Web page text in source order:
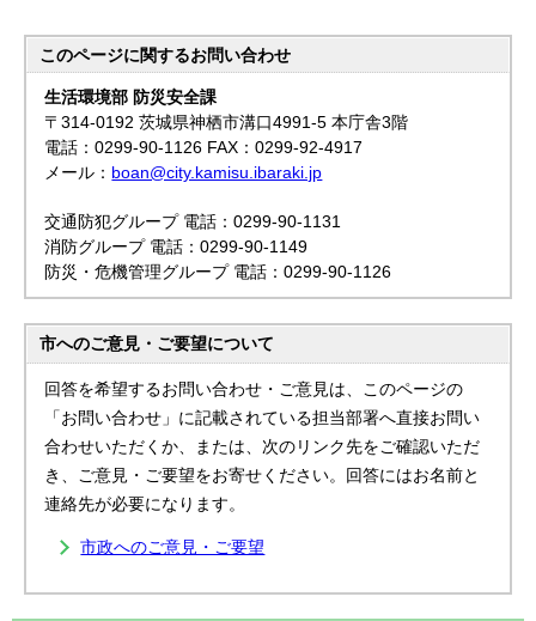
このページに関するお問い合わせ
生活環境部 防災安全課
〒314-0192 茨城県神栖市溝口4991-5 本庁舎3階
電話：0299-90-1126 FAX：0299-92-4917
メール： boan@city.kamisu.ibaraki.jp
交通防犯グループ 電話：0299-90-1131
消防グループ 電話：0299-90-1149
防災・危機管理グループ 電話：0299-90-1126
市へのご意見・ご要望について
回答を希望するお問い合わせ・ご意見は、このページの
「お問い合わせ」に記載されている担当部署へ直接お問い
合わせいただくか、または、次のリンク先をご確認いただ
き、ご意見・ご要望をお寄せください。回答にはお名前と
連絡先が必要になります。
市政へのご意見・ご要望